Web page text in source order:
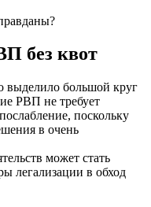
без квот
выделило большой круг
РВП не требует
поскольку
в очень
может стать
легализации в обход